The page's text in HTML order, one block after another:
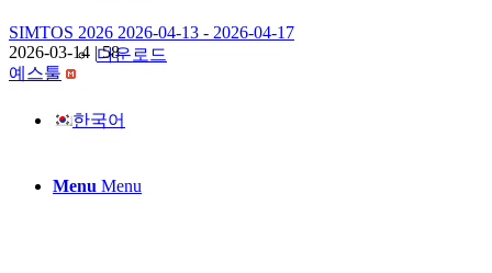
다운로드
한국어
Menu Menu
SIMTOS 2026 2026-04-13 - 2026-04-17
2026-03-14 |58
예스툴